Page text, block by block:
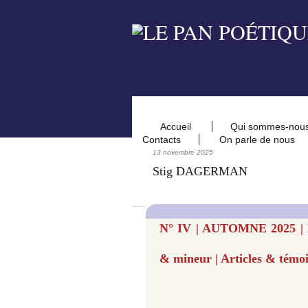
Accueil
Qui sommes-
Contacts
On parle de nous
13 novembre 2025
Stig DAGERMAN
N° IV | AUTOMNE 2025
& mineur | Articles &